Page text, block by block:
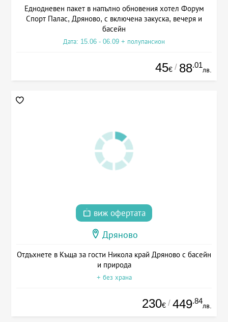
Еднодневен пакет в напълно обновения хотел Форум
Спорт Палас, Дряново, с включена закуска, вечеря и
басейн
Дата: 15.06 - 06.09 + полупансион
45€ / 88.01
лв.
виж офертата
Дряново
Отдъхнете в Къща за гости Никола край Дряново с басейн
и природа
+ без храна
230€ / 449.84
лв.